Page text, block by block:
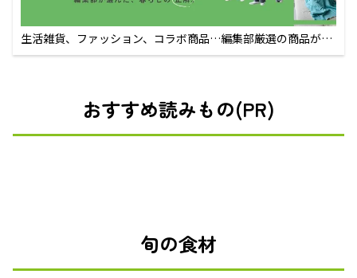
生活雑貨、ファッション、コラボ商品…編集部厳選の商品が買
えるECサイト
おすすめ読みもの(PR)
旬の食材